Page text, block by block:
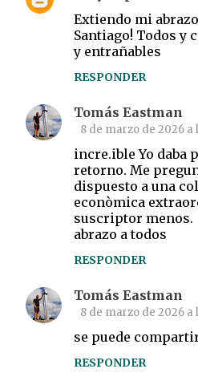
Extiendo mi
Santiago! Todos y
y entrañables
RESPONDER
Tomás Eastman
8 de marzo de 2026 a
incre.ible Yo daba
retorno. Me
dispuesto a una
econòmica
suscriptor menos.
abrazo a todos
RESPONDER
Tomás Eastman
8 de marzo de 2026 a
se puede
RESPONDER